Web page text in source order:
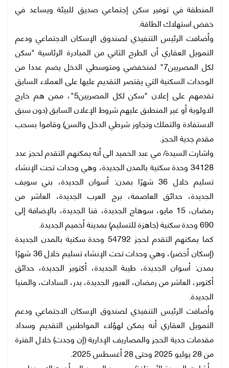
المنطقة في توفير سكن إجتماعي صديق للبيئة ويساعد في
خفض استهلاك الطاقة.
وأضافت الرئيس التنفيذي لصندوق الإسكان الاجتماعي ودعم
التمويل العقاري أن الطرح الثاني من المبادرة الرئاسية "سكن
لكل المصريين7" لمنخفضي ومتوسطي الدخل يضم عددا من
الوحدات السكنية التي يقتصر التقديم عليها على العملاء السابق
تقدمهم على إعلان "سكن لكل المصريين5"، ممن هم خارج
الاولوية أو غير المنطبق عليهم شروط الإعلان السابق (دون سبق
الاستفادة والتملك وتجاوز شرطي الدخل والسن) وقاموا بسحب
مقدم جدية الحجز.
واشارت السيدة/ مي عبد الحميد الى أنه يمكنهم التقدم لحجز عدد
34128 وحدة سكنية بالمدن الجديدة، وهي وحدات تحت الإنشاء
تسليم خلال 36 شهرًا بمدن: أسوان الجديدة، بني سويف
الجديدة، حدائق العاصمة، برج العرب الجديدة، العاشر من
رمضان، 15 مايو، سوهاج الجديدة، قنا الجديدة، بالإضافة إلى
690 وحدة سكنية (جاهزة للتسليم) بمدينة أخميم الجديدة.
كما يمكنهم التقدم لحجز 54792 وحدة سكنية بالمدن الجديدة
(إسكان أخضر)، وهي وحدات تحت الإنشاء تسليم خلال 36 شهرًا
بمدن: أسوان اﻟﺟديدة، طيبة الجديدة، أكتوبر الجديدة، حدائق
أكتوبر، العاشر من رمضان، اﻟﻌﺑور الجديدة، بدر، السادات، والمنيا
الجديدة.
وأضافت الرئيس التنفيذي لصندوق الإسكان الاجتماعي ودعم
التمويل العقاري أنه يمكن لهؤلاء المواطنين التقديم وسداد
مقدمات جدية الحجز والمصاريف الإدارية (إن وجدت) خلال الفترة
من 28 يوليو 2025 وحتى 28 أغسطس 2025.